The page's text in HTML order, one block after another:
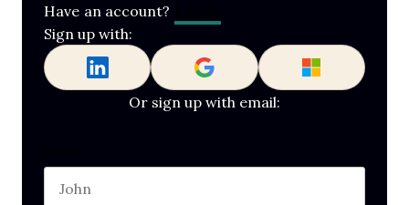
Have an account?
Sign up with:
Or sign up with email: